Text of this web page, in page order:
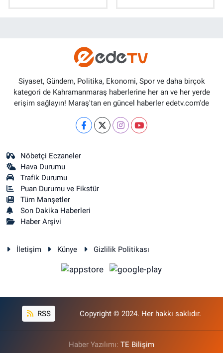
Siyaset, Gündem, Politika, Ekonomi, Spor ve daha birçok
kategori de Kahramanmaraş haberlerine her an ve her yerde
erişim sağlayın! Maraş'tan en güncel haberler edetv.com'de
Nöbetçi Eczaneler
Hava Durumu
Trafik Durumu
Puan Durumu ve Fikstür
Tüm Manşetler
Son Dakika Haberleri
Haber Arşivi
İletişim Künye Gizlilik Politikası
RSS Copyright © 2024. Her hakkı saklıdır.
Haber Yazılımı: TE Bilişim